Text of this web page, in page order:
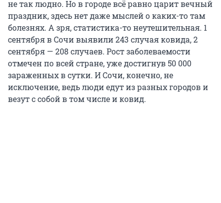
не так людно. Но в городе всё равно царит вечный
праздник, здесь нет даже мыслей о каких-то там
болезнях. А зря, статистика-то неутешительная. 1
сентября в Сочи выявили 243 случая ковида, 2
сентября — 208 случаев. Рост заболеваемости
отмечен по всей стране, уже достигнув 50 000
зараженных в сутки. И Сочи, конечно, не
исключение, ведь люди едут из разных городов и
везут с собой в том числе и ковид.